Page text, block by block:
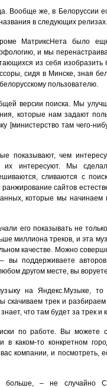
Вообще же, в Белоруссии
в следующих релизах.
МатриксНета было
и мы
из себя
сидя в Минске, зная
пользователю.
версии поиска. Мы
которые нам задают
[министерство там чего-
показывают, чем
интересуют. Мы
сливаются с
сайтов
которые мы начинаем
его показывать не
миллиона треков, и эта
качестве. Можно
вы поддерживаете
другом месте, вы
на Яндекс.Музыке,
скачиваем трек и
что там будет за трек и
по работе. Вы можете
в каком-то конкретном
компании, и посмотреть,
– не случайно